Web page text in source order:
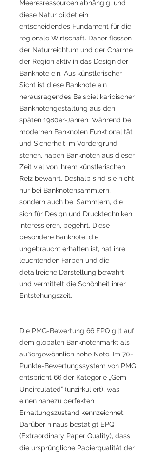
Meeresressourcen abhängig, und
diese Natur bildet ein
entscheidendes Fundament für die
regionale Wirtschaft. Daher flossen
der Naturreichtum und der Charme
der Region aktiv in das Design der
Banknote ein. Aus künstlerischer
Sicht ist diese Banknote ein
herausragendes Beispiel karibischer
Banknotengestaltung aus den
späten 1980er-Jahren. Während bei
modernen Banknoten Funktionalität
und Sicherheit im Vordergrund
stehen, haben Banknoten aus dieser
Zeit viel von ihrem künstlerischen
Reiz bewahrt. Deshalb sind sie nicht
nur bei Banknotensammlern,
sondern auch bei Sammlern, die
sich für Design und Drucktechniken
interessieren, begehrt. Diese
besondere Banknote, die
ungebraucht erhalten ist, hat ihre
leuchtenden Farben und die
detailreiche Darstellung bewahrt
und vermittelt die Schönheit ihrer
Entstehungszeit.
Die PMG-Bewertung 66 EPQ gilt auf
dem globalen Banknotenmarkt als
außergewöhnlich hohe Note. Im 70-
Punkte-Bewertungssystem von PMG
entspricht 66 der Kategorie „Gem
Uncirculated“ (unzirkuliert), was
einen nahezu perfekten
Erhaltungszustand kennzeichnet.
Darüber hinaus bestätigt EPQ
(Extraordinary Paper Quality), dass
die ursprüngliche Papierqualität der